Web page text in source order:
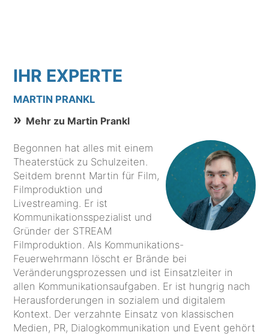
IHR EXPERTE
MARTIN PRANKL
Mehr zu Martin Prankl
Begonnen hat alles mit einem
Theaterstück zu Schulzeiten.
Seitdem brennt Martin für Film,
Filmproduktion und
Livestreaming. Er ist
Kommunikationsspezialist und
Gründer der STREAM
Filmproduktion. Als Kommunikations-
Feuerwehrmann löscht er Brände bei
Veränderungsprozessen und ist Einsatzleiter in
allen Kommunikationsaufgaben. Er ist hungrig nach
Herausforderungen in sozialem und digitalem
Kontext. Der verzahnte Einsatz von klassischen
Medien, PR, Dialogkommunikation und Event gehört